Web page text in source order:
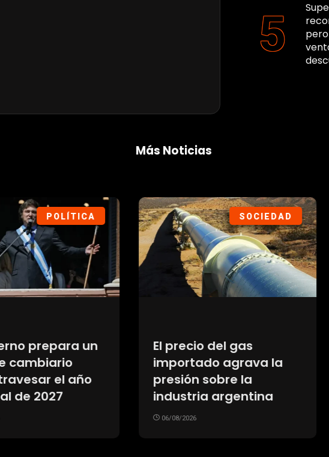
Más Noticias
DEPORTES
La locura de los hinchas
de Fiorentina por
Franco Mastantuono en
Cuánto valor pueden
perder un auto
eléctrico y uno híbrido
después de cinco